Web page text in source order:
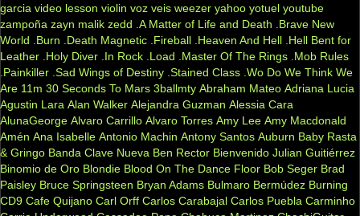
garcia video lesson violin voz veis weezer yahoo yotuel youtube
zampoña zayn malik zedd .A Matter of Life and Death
.Brave New
World
.Burn .Death Magnetic .Fireball .Heaven And Hell .Hell Bent for
Leather .Holy Diver .In Rock .Load .Master Of The Rings .Mob Rules
.Painkiller .Sad Wings of Destiny .Stained Class .Wo Do We Think We
Are 11m 30 Seconds To Mars 3ballmty Abraham Mateo Adriana Lucia
Agustin Lara Alan Walker Alejandra Guzman Alessia Cara
AlunaGeorge Alvaro Carrillo Alvaro Torres Amy Lee Amy Macdonald
Amén Ana Isabelle Antonio Machin Antony Santos Auburn Baby Rasta
& Gringo Banda Clave Nueva Ben Rector Bienvenido Julian Guitiérrez
Binomio de Oro Blondie Blood On The Dance Floor Bob Seger Brad
Paisley Bruce Springsteen Bryan Adams Bulmaro Bermúdez Burning
CD9 Cafe Quijano Carl Orff Carlos Carabajal Carlos Puebla Carminho